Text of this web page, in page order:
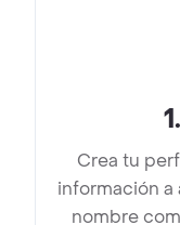
1.
Crea tu
información a
nombre